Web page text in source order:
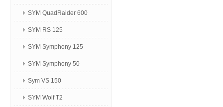
SYM QuadRaider 600
SYM RS 125
SYM Symphony 125
SYM Symphony 50
Sym VS 150
SYM Wolf T2